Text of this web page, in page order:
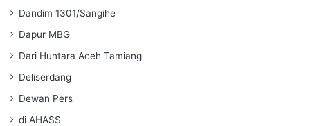
Dandim 1301/Sangihe
Dapur MBG
Dari Huntara Aceh Tamiang
Deliserdang
Dewan Pers
di AHASS